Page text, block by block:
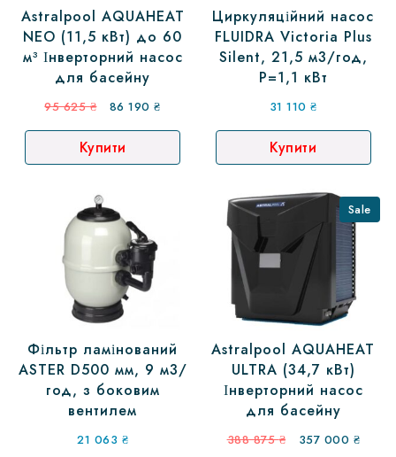
Astralpool AQUAHEAT
NEO (11,5 кВт) до 60
м³ Інверторний насос
для басейну
95 625₴
Оригінальна
95
625 ₴.
86 190₴Поточна
190 ₴.
Купити
Циркуляційний насос
FLUIDRA Victoria Plus
Silent, 21,5 м3/год,
P=1,1 кВт
31 110₴
Купити
Фільтр ламінований
ASTER D500 мм, 9 м3/
год, з боковим
вентилем
21 063 ₴
Sale
Astralpool AQUAHEAT
ULTRA (34,7 кВт)
Інверторний насос
для басейну
388 875₴
Оригінальна
357 000 ₴